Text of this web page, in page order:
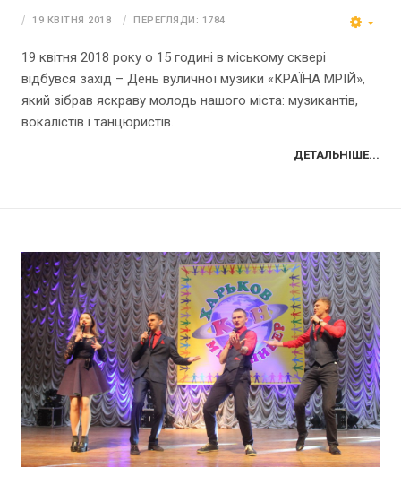
19 КВІТНЯ 2018 ПЕРЕГЛЯДИ: 1784
19 квітня 2018 року о 15 годині в міському сквері
відбувся захід – День вуличної музики «КРАЇНА МРІЙ»,
який зібрав яскраву молодь нашого міста: музикантів,
вокалістів і танцюристів.
ДЕТАЛЬНІШЕ...